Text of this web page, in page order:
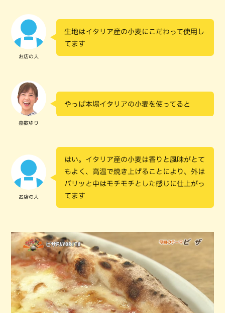
お店の人
生地はイタリア産の小麦にこだわって使用し
てます
嘉数ゆり
やっぱ本場イタリアの小麦を使ってると
お店の人
はい。イタリア産の小麦は香りと風味がとて
もよく、高温で焼き上げることにより、外は
パリッと中はモチモチとした感じに仕上がっ
てます